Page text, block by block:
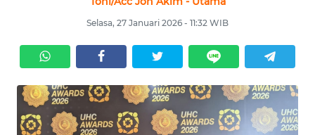
Selasa, 27 Januari 2026 - 11:32 WIB
SERBI
OPINI
PERISTIWA